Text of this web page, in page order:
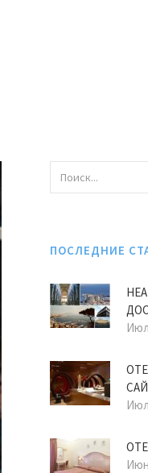
ПОСЛЕДНИЕ